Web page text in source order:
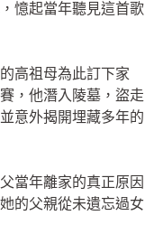
憶起當年聽見這首歌
高祖母為此訂下家
，他潛入陵墓，盜走
意外揭開埋藏多年的
當年離家的真正原因
的父親從未遺忘過女